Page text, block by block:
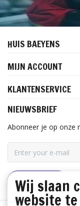
HUIS BAEYENS
MIJN ACCOUNT
KLANTENSERVICE
NIEUWSBRIEF
Abonneer je op onze
ABONNEER
Wij slaan
website